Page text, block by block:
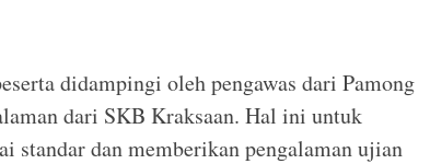
didampingi oleh pengawas dari Pamong
dari SKB Kraksaan. Hal ini untuk
standar dan memberikan pengalaman ujian